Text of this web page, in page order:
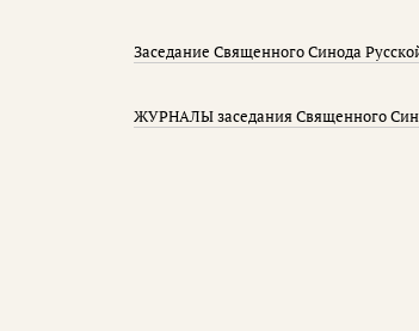
Заседание Священного Синода
ЖУРНАЛЫ заседания Священного